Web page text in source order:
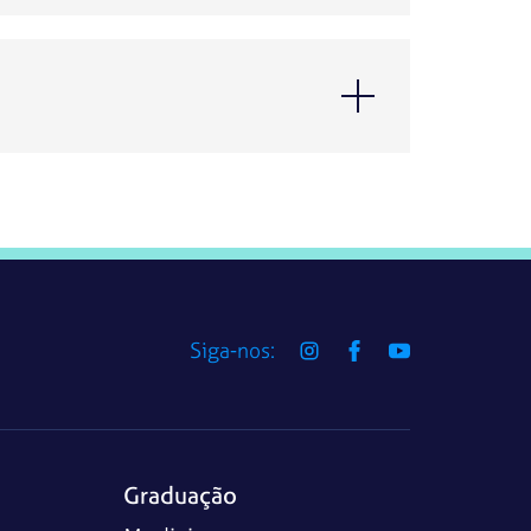
Siga-nos:
Graduação